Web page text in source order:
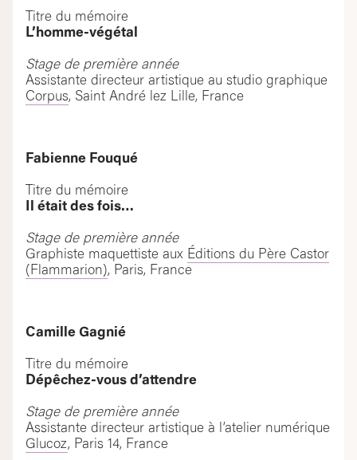
Titre du mémoire
L’homme-végétal
Stage de première année
Assistante directeur artistique au studio graphique
Corpus, Saint André lez Lille, France
Fabienne Fouqué
Titre du mémoire
Il était des fois…
Stage de première année
Graphiste maquettiste aux Éditions du Père Castor
(Flammarion), Paris, France
Camille Gagnié
Titre du mémoire
Dépêchez-vous d’attendre
Stage de première année
Assistante directeur artistique à l’atelier numérique
Glucoz, Paris 14, France